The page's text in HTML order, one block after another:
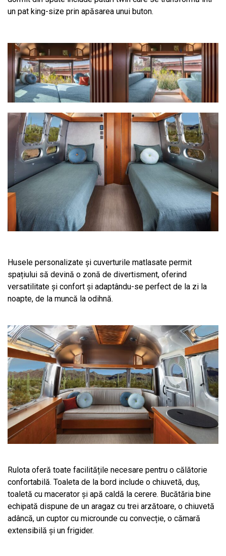
un pat king-size prin apăsarea unui buton.
Husele personalizate și cuverturile matlasate permit
spațiului să devină o zonă de divertisment, oferind
versatilitate și confort și adaptându-se perfect de la zi la
noapte, de la muncă la odihnă.
Rulota oferă toate facilitățile necesare pentru o călătorie
confortabilă. Toaleta de la bord include o chiuvetă, duș,
toaletă cu macerator și apă caldă la cerere. Bucătăria bine
echipată dispune de un aragaz cu trei arzătoare, o chiuvetă
adâncă, un cuptor cu microunde cu convecție, o cămară
extensibilă și un frigider.